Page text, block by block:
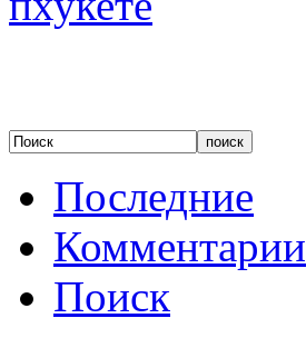
Последние
Комментарии
Поиск